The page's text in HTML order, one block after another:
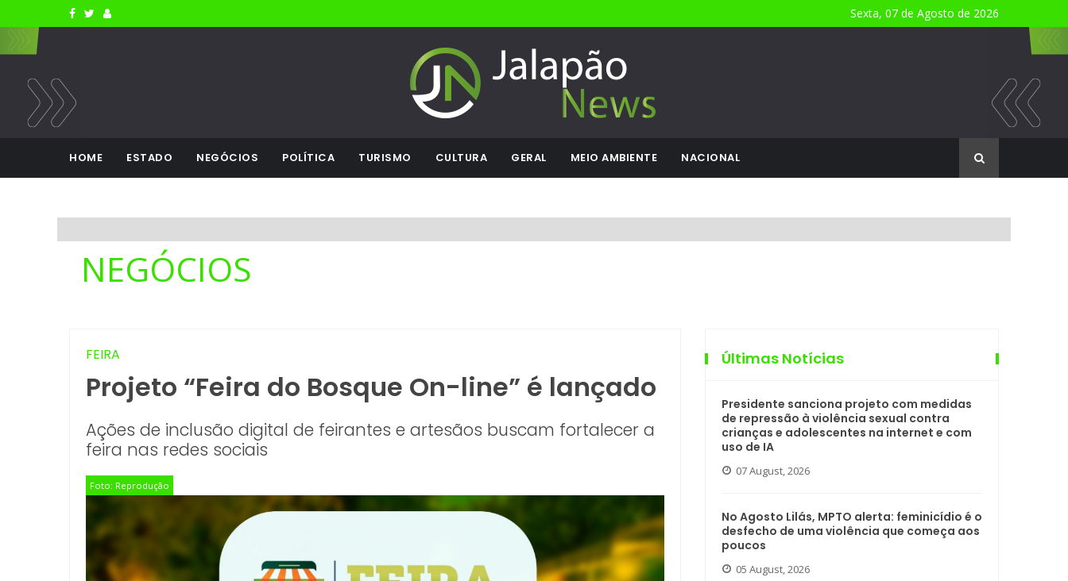
Sexta, 07 de Agosto de 2026
HOME ESTADO NEGÓCIOS POLÍTICA TURISMO CULTURA GERAL MEIO AMBIENTE NACIONAL
NEGÓCIOS
FEIRA
Projeto “Feira do Bosque On-line” é lançado
Ações de inclusão digital de feirantes e artesãos buscam fortalecer a
feira nas redes sociais
Foto: Reprodução
Últimas Notícias
Presidente sanciona projeto com medidas
de repressão à violência sexual contra
crianças e adolescentes na internet e com
uso de IA
07 August, 2026
No Agosto Lilás, MPTO alerta: feminicídio é o
desfecho de uma violência que começa aos
poucos
05 August, 2026